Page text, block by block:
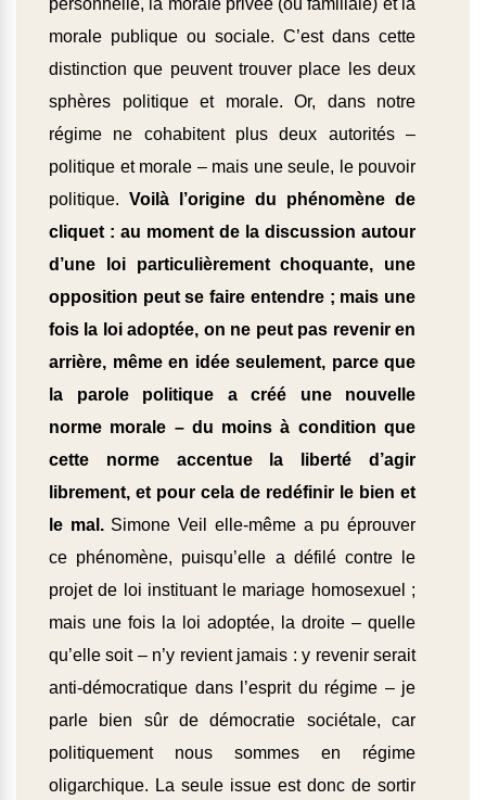
personnelle, la morale privée (ou familiale) et la
morale publique ou sociale. C’est dans cette
distinction que peuvent trouver place les deux
sphères politique et morale. Or, dans notre
régime ne cohabitent plus deux autorités –
politique et morale – mais une seule, le pouvoir
politique. Voilà l’origine du phénomène de
cliquet : au moment de la discussion autour
d’une loi particulièrement choquante, une
opposition peut se faire entendre ; mais une
fois la loi adoptée, on ne peut pas revenir en
arrière, même en idée seulement, parce que
la parole politique a créé une nouvelle
norme morale – du moins à condition que
cette norme accentue la liberté d’agir
librement, et pour cela de redéfinir le bien et
le mal.Simone Veil elle-même a pu éprouver
ce phénomène, puisqu’elle a défilé contre le
projet de loi instituant le mariage homosexuel ;
mais une fois la loi adoptée, la droite – quelle
qu’elle soit – n’y revient jamais : y revenir serait
anti-démocratique dans l’esprit du régime – je
parle bien sûr de démocratie sociétale, car
politiquement nous sommes en régime
oligarchique. La seule issue est donc de sortir